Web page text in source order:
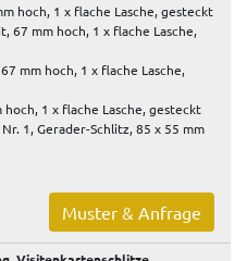
hoch, 1 x flache Lasche, gesteckt
67 mm hoch, 1 x flache Lasche,
mm hoch, 1 x flache Lasche,
1 x flache Lasche, gesteckt
1, Gerader-Schlitz, 85 x 55 mm
Muster & Anfrage